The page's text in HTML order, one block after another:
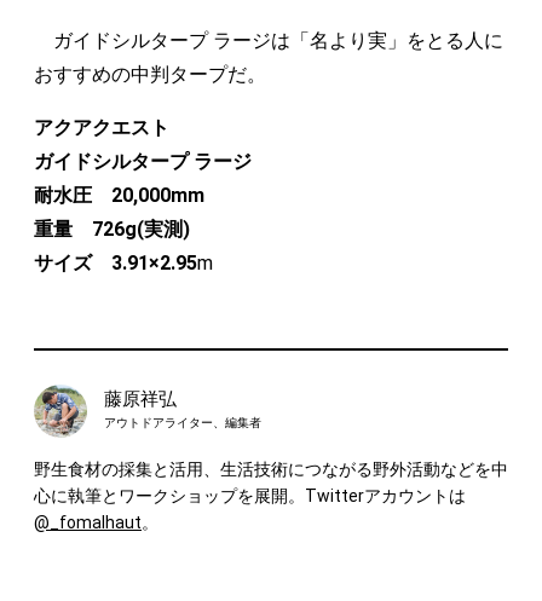
ガイドシルタープ ラージは「名より実」をとる人に
おすすめの中判タープだ。
アクアクエスト
ガイドシルタープ ラージ
耐水圧 20,000mm
重量 726g(実測)
サイズ 3.91×2.95m
藤原祥弘
アウトドアライター、編集者
野生食材の採集と活用、生活技術につながる野外活動などを中
心に執筆とワークショップを展開。Twitterアカウントは
@_fomalhaut。